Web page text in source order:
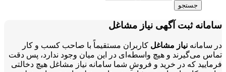
جستجو
سامانه ثبت آگهی نیاز مشاغل
در سامانه نیاز مشاغل کاربران مستقیماً با صاحب کسب و کار
تماس می‌گیرند و هیچ واسطه‌ای در این میان وجود ندارد، پس دقت
فرمایید که در خرید و فروشِ شما سامانه نیاز مشاغل هیچ دخالتی